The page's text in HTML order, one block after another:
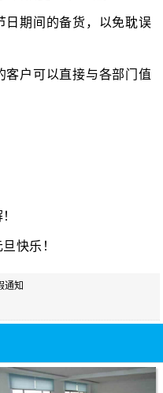
日期间的备货，以免耽误
客户可以直接与各部门值
快乐！
通知